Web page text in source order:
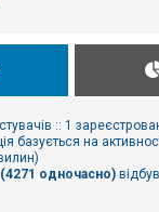
:: 1
базується на
(4271 одночасно)